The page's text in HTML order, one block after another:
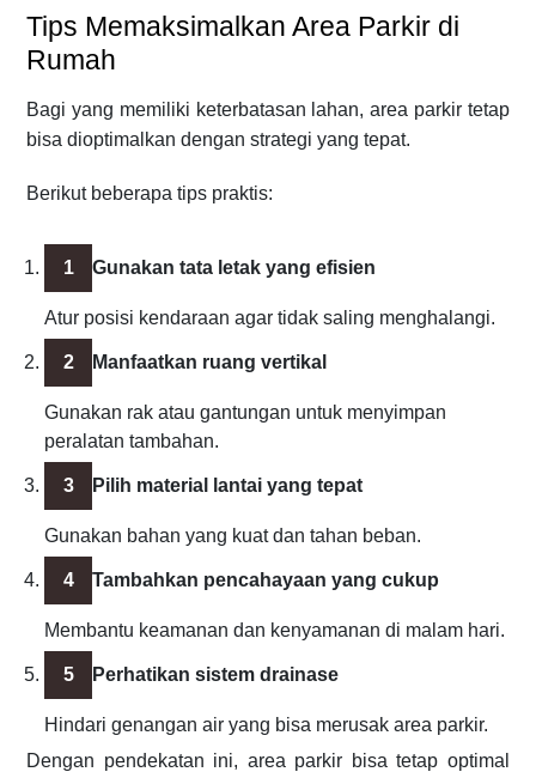
Tips Memaksimalkan Area Parkir di
Rumah
Bagi yang memiliki keterbatasan lahan, area parkir tetap
bisa dioptimalkan dengan strategi yang tepat.
Berikut beberapa tips praktis:
Gunakan tata letak yang efisien
Atur posisi kendaraan agar tidak saling menghalangi.
Manfaatkan ruang vertikal
Gunakan rak atau gantungan untuk menyimpan
peralatan tambahan.
Pilih material lantai yang tepat
Gunakan bahan yang kuat dan tahan beban.
Tambahkan pencahayaan yang cukup
Membantu keamanan dan kenyamanan di malam hari.
Perhatikan sistem drainase
Hindari genangan air yang bisa merusak area parkir.
Dengan pendekatan ini, area parkir bisa tetap optimal